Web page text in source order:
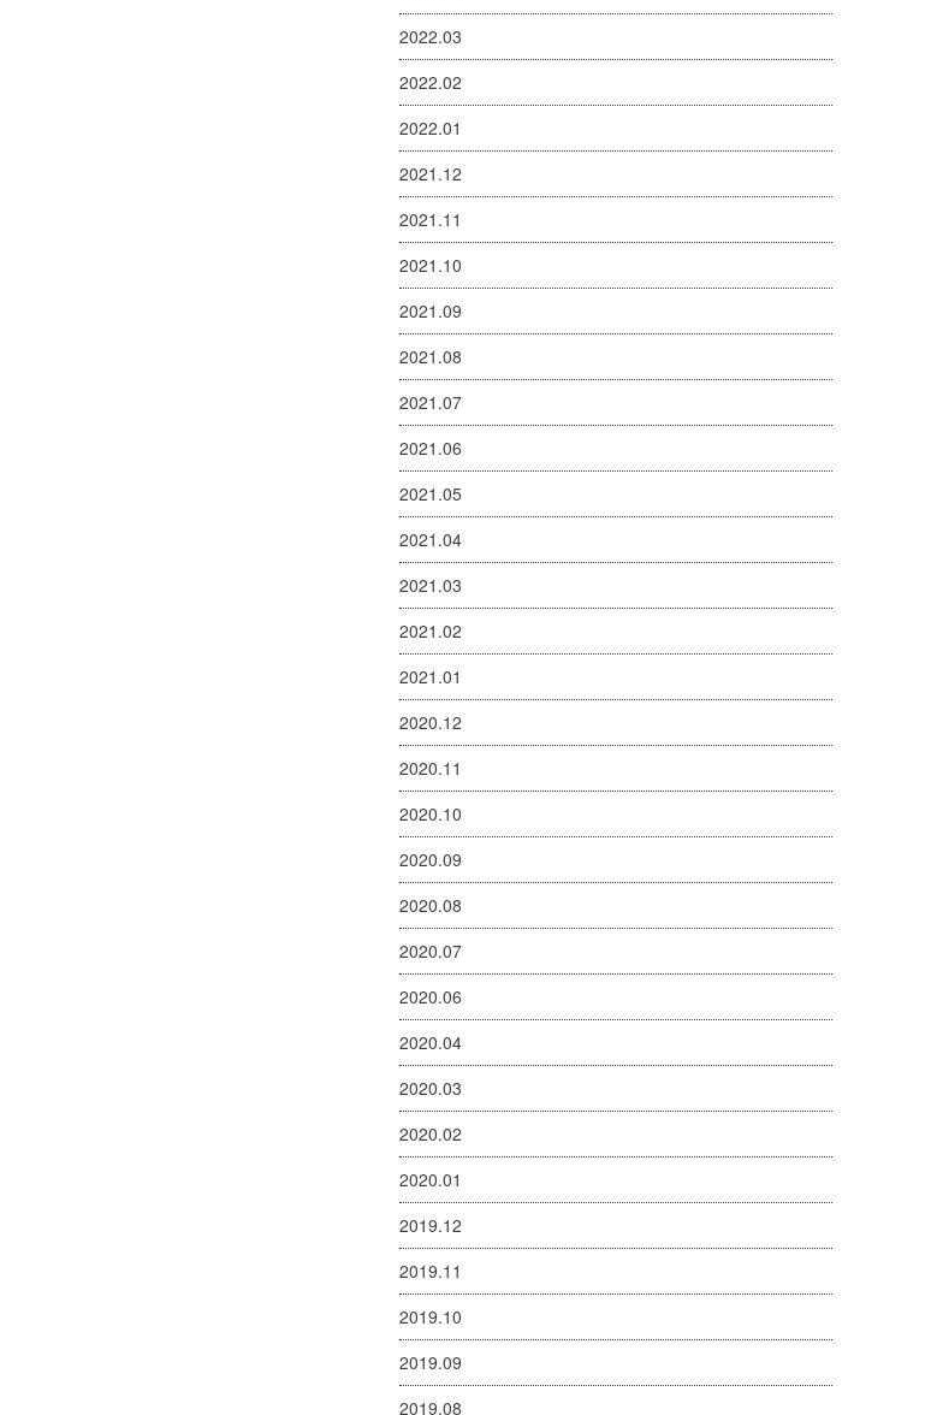
2022.03
2022.02
2022.01
2021.12
2021.11
2021.10
2021.09
2021.08
2021.07
2021.06
2021.05
2021.04
2021.03
2021.02
2021.01
2020.12
2020.11
2020.10
2020.09
2020.08
2020.07
2020.06
2020.04
2020.03
2020.02
2020.01
2019.12
2019.11
2019.10
2019.09
2019.08